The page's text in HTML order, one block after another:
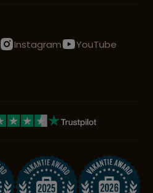
Instagram
YouTube